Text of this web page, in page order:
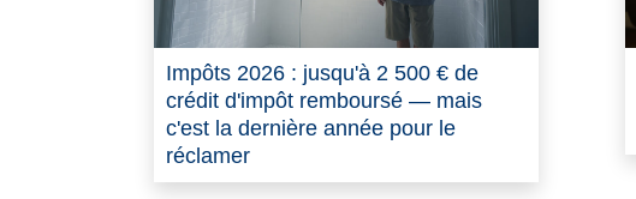
Impôts 2026 : jusqu'à 2 500 € de
crédit d'impôt remboursé — mais
c'est la dernière année pour le
réclamer